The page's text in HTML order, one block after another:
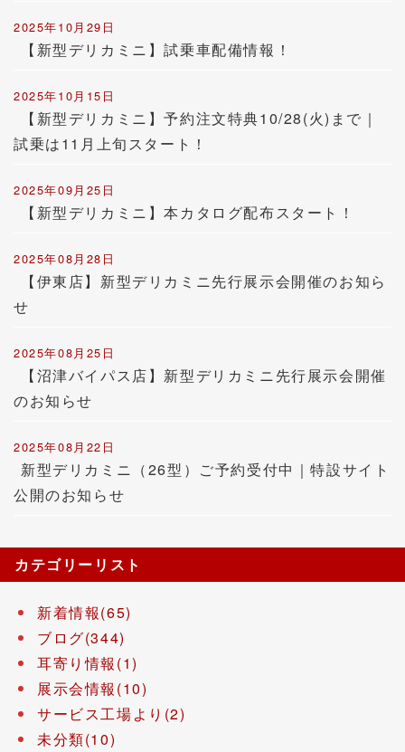
2025年10月29日
【新型デリカミニ】試乗車配備情報！
2025年10月15日
【新型デリカミニ】予約注文特典10/28(火)まで｜
試乗は11月上旬スタート！
2025年09月25日
【新型デリカミニ】本カタログ配布スタート！
2025年08月28日
【伊東店】新型デリカミニ先行展示会開催のお知ら
せ
2025年08月25日
【沼津バイパス店】新型デリカミニ先行展示会開催
のお知らせ
2025年08月22日
新型デリカミニ（26型）ご予約受付中｜特設サイト
公開のお知らせ
カテゴリーリスト
新着情報(65)
ブログ(344)
耳寄り情報(1)
展示会情報(10)
サービス工場より(2)
未分類(10)